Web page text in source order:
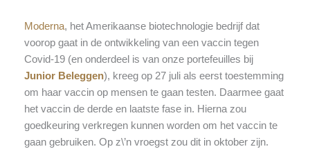
Moderna, het Amerikaanse biotechnologie bedrijf dat
voorop gaat in de ontwikkeling van een vaccin tegen
Covid-19 (en onderdeel is van onze portefeuilles bij
Junior Beleggen), kreeg op 27 juli als eerst toestemming
om haar vaccin op mensen te gaan testen. Daarmee gaat
het vaccin de derde en laatste fase in. Hierna zou
goedkeuring verkregen kunnen worden om het vaccin te
gaan gebruiken. Op z\’n vroegst zou dit in oktober zijn.